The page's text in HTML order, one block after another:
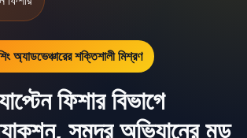
অ্যাডভেঞ্চারের শক্তিশালী মিশ্রণ
ফিশার বিভাগে
সমুদ্র অভিযানের মুড